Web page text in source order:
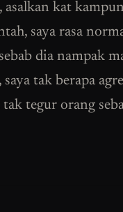
asalkan kat
saya rasa
dia nampak
tak berapa
tegur orang